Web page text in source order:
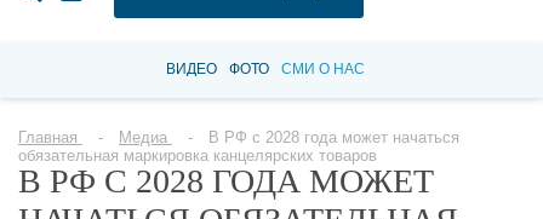
ВИДЕО ФОТО СМИ О НАС
Главная Медиа
В РФ с 2028 года может начаться
обязательная маркировка канцелярских товаров
В РФ С 2028 ГОДА МОЖЕТ